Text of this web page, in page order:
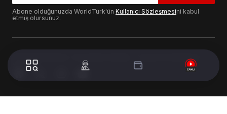
Abone olduğunuzda WorldTürk'ün Kullanıcı Sözleşmesini kabul
etmiş olursunuz.
© 2024 WorldTurk. Tüm Hakları Saklıdır. - Tasarım & Geliştirme :
Volion's